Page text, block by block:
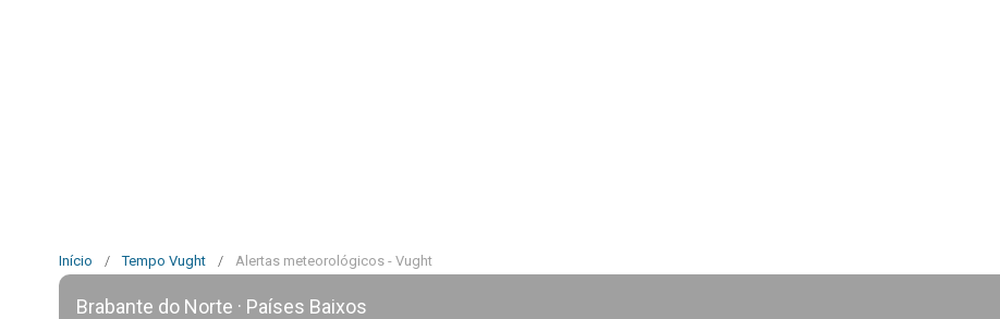
Início / Tempo Vught / Alertas meteorológicos - Vught
Brabante do Norte · Países Baixos